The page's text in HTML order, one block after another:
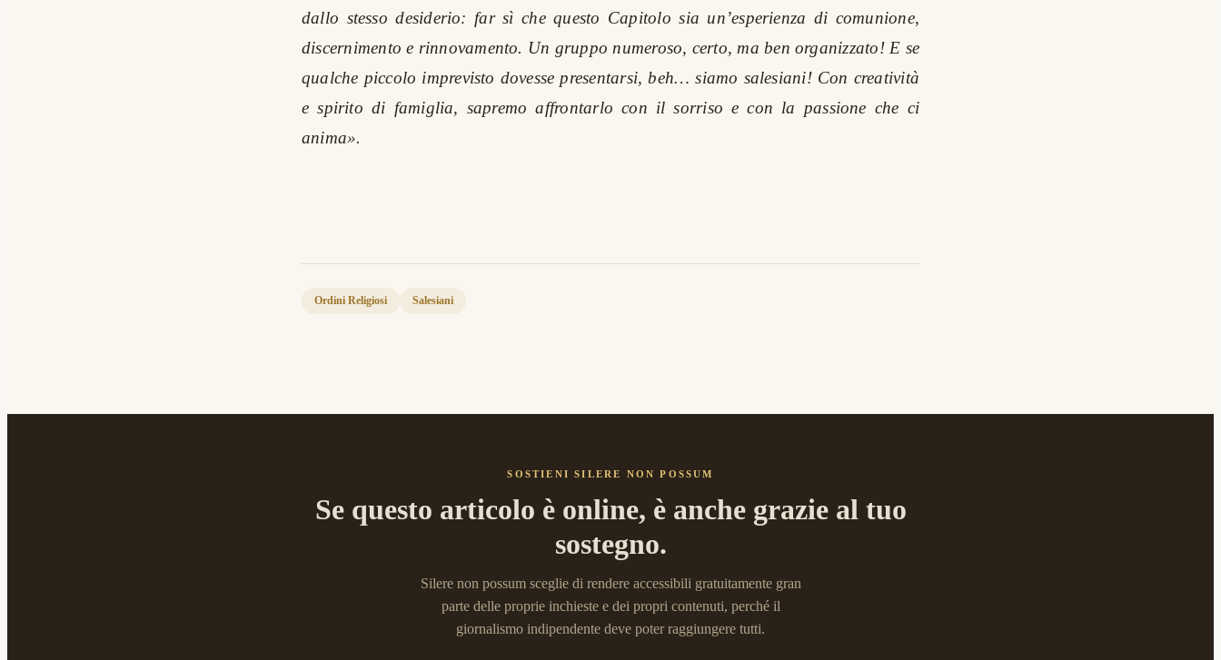
dallo stesso desiderio: far sì che questo Capitolo sia un’esperienza di comunione,
discernimento e rinnovamento. Un gruppo numeroso, certo, ma ben organizzato! E se
qualche piccolo imprevisto dovesse presentarsi, beh… siamo salesiani! Con creatività
e spirito di famiglia, sapremo affrontarlo con il sorriso e con la passione che ci
anima».
Ordini Religiosi Salesiani
SOSTIENI SILERE NON POSSUM
Se questo articolo è online, è anche grazie al tuo
sostegno.
Silere non possum sceglie di rendere accessibili gratuitamente gran
parte delle proprie inchieste e dei propri contenuti, perché il
giornalismo indipendente deve poter raggiungere tutti.